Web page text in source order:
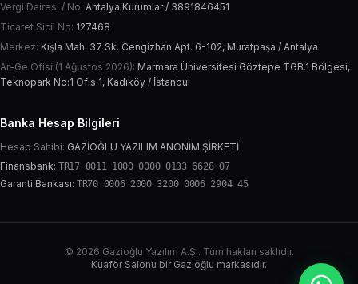
Vergi Dairesi / No: Antalya Kurumlar / 3891846451
Ticaret Sicil No: 127468
Merkez: Kışla Mah. 37 Sk. Cengizhan Apt. 6-102, Muratpaşa / Antalya
Ar-Ge Ofisi (1 Ağustos 2026): Marmara Üniversitesi Göztepe TGB.1 Bölgesi,
Teknopark No:1 Ofis:1, Kadıköy / İstanbul
Banka Hesap Bilgileri
Hesap Sahibi: GAZİOĞLU YAZILIM ANONİM ŞİRKETİ
Finansbank: TR17 0011 1000 0000 0133 6628 07
Garanti Bankası: TR70 0006 2000 3200 0006 2904 45
© 2026 Gazioğlu Yazılım A.Ş.. Tüm hakları saklıdır.
Kuaför Salonu bir Gazioğlu markasıdır.